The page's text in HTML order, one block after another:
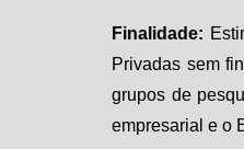
Finalidade:
Privadas sem
grupos de
empresarial e o